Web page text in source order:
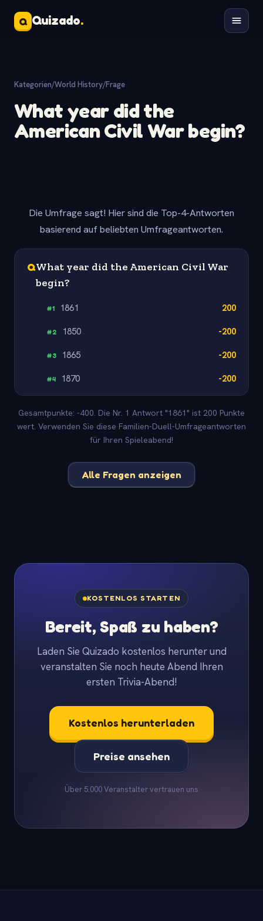
Q Quizado.
Kategorien/World History/Frage
What year did the
American Civil War begin?
Die Umfrage sagt! Hier sind die Top-4-Antworten
basierend auf beliebten Umfrageantworten.
QWhat year did the American Civil War
begin?
#1 1861 200
#2 1850 -200
#3 1865 -200
#4 1870 -200
Gesamtpunkte: -400. Die Nr. 1 Antwort "1861" ist 200 Punkte
wert. Verwenden Sie diese Familien-Duell-Umfrageantworten
für Ihren Spieleabend!
Alle Fragen anzeigen
KOSTENLOS STARTEN
Bereit, Spaß zu haben?
Laden Sie Quizado kostenlos herunter und
veranstalten Sie noch heute Abend Ihren
ersten Trivia-Abend!
Kostenlos herunterladen
Preise ansehen
Über 5.000 Veranstalter vertrauen uns